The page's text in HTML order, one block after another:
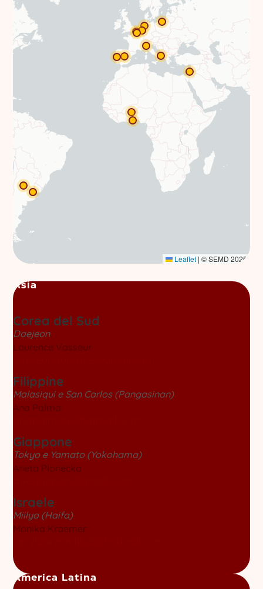
Leaflet | © SEMD 2026
Asia
Corea del Sud
Daejeon
Laurence Vasseur
Filippine
Malasiqui e San Carlos (Pangasinan)
Ana Palma
Giappone
Tokyo e Yamato (Yokohama)
Aneta Plonecka
Israele
Miilya (Haifa)
Monika Kraemer
America Latina